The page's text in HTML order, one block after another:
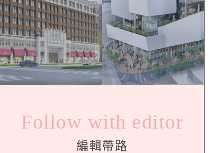
Follow with editor
編輯帶路